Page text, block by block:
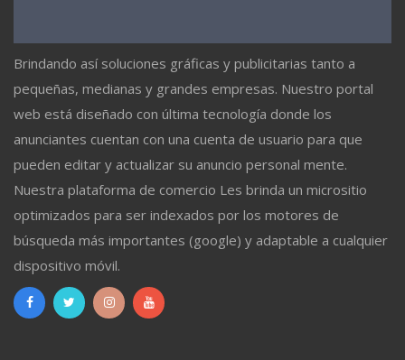
Brindando así soluciones gráficas y publicitarias tanto a
pequeñas, medianas y grandes empresas. Nuestro portal
web está diseñado con última tecnología donde los
anunciantes cuentan con una cuenta de usuario para que
pueden editar y actualizar su anuncio personal mente.
Nuestra plataforma de comercio Les brinda un micrositio
optimizados para ser indexados por los motores de
búsqueda más importantes (google) y adaptable a cualquier
dispositivo móvil.